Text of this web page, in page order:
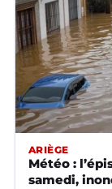
ARIÈGE
Météo :
samedi,